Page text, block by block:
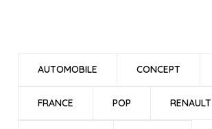
AUTOMOBILE CONCEPT
FRANCE POP RENAULT